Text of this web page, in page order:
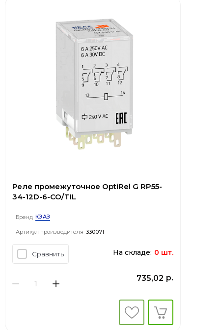
Реле промежуточное OptiRel G RP55-
34-12D-6-CO/TIL
Бренд КЭАЗ
Артикул производителя 330071
Сравнить На складе: 0 шт.
735,02 р.